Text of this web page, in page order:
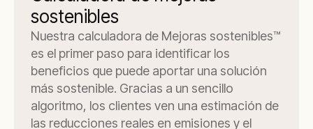
sostenibles
Nuestra calculadora de Mejoras sostenibles™
es el primer paso para identificar los
beneficios que puede aportar una solución
más sostenible. Gracias a un sencillo
algoritmo, los clientes ven una estimación de
las reducciones reales en emisiones y el